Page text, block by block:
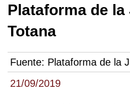
21/09/2019
Plataforma de
Totana
Fuente: Plataforma de la